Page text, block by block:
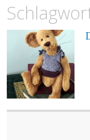
Inhalt